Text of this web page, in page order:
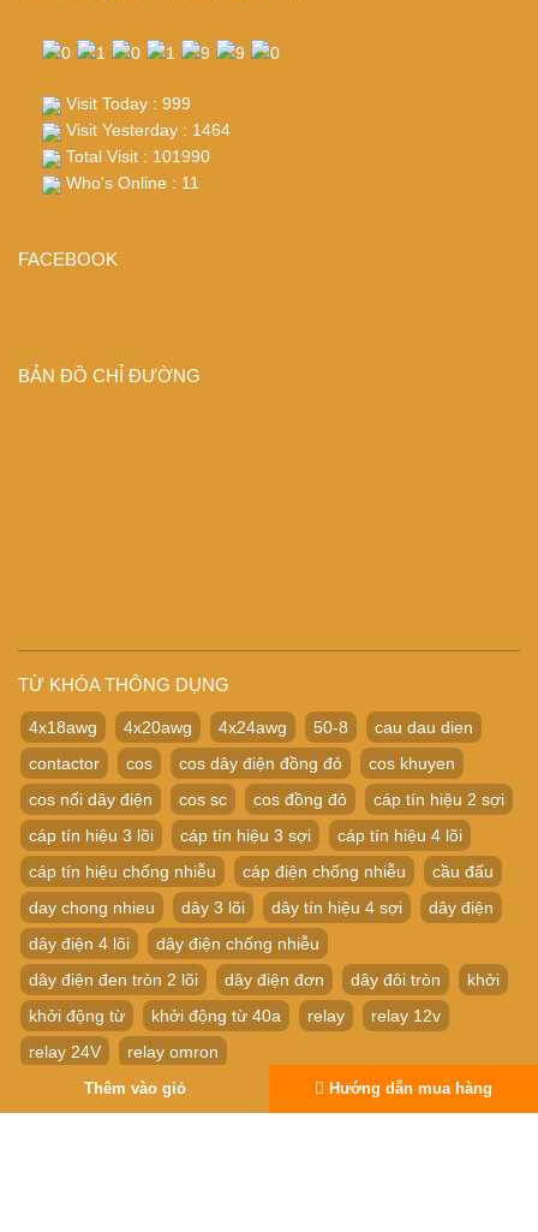
Thêm vào giỏ Hướng dẫn mua hàng
Visit Today : 999
Visit Yesterday : 1464
Total Visit : 101990
Who's Online : 11
FACEBOOK
BẢN ĐỒ CHỈ ĐƯỜNG
TỪ KHÓA THÔNG DỤNG
4x18awg 4x20awg 4x24awg 50-8
cau dau dien
contactor
cos cos dây điện đồng đỏ
cos khuyen
cos nối dây điện
cos sc cos đồng đỏ
cáp tín hiệu 2 sợi
cáp tín hiệu 3 lõi
cáp tín hiệu 3 sợi
cáp tín hiệu 4 lõi
cáp tín hiệu chống nhiễu
cáp điện chống nhiễu
cầu đấu
day chong nhieu
dây 3 lõi dây tín hiệu 4 sợi
dây điện
dây điện 4 lõi
dây điện chống nhiễu
dây điện đen tròn 2 lõi
dây điện đơn dây đôi tròn
khởi
khởi động từ
khởi động từ 40a relay
relay 12v
relay 24V
relay omron
Relay thời Gian Timer Omron H3Y-4 14P 24V